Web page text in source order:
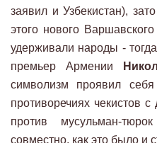
заявил и Узбекистан),
этого нового
удерживали народы -
премьер Армении
символизм проявил
противоречиях чекистов
против мусульман-
совместно, как это было и